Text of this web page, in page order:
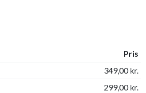
Pris
349,00 kr.
299,00 kr.